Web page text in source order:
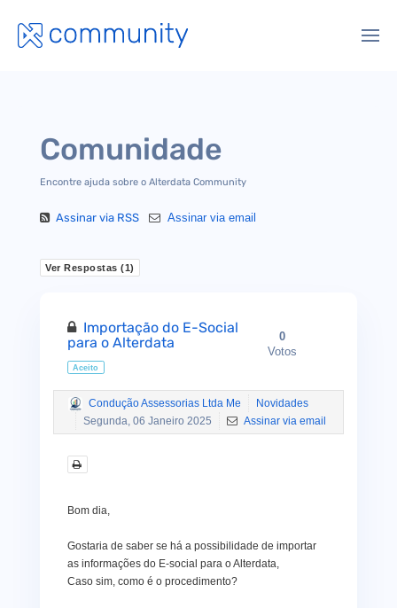
Comunidade
Encontre ajuda sobre o Alterdata Community
Assinar via RSS Assinar via email
Ver Respostas (1)
Importação do E-Social
para o Alterdata
Aceito
0
Votos
Condução Assessorias Ltda Me
Novidades
Segunda, 06 Janeiro 2025
Assinar via email
Bom dia,
Gostaria de saber se há a possibilidade de importar
as informações do E-social para o Alterdata,
Caso sim, como é o procedimento?